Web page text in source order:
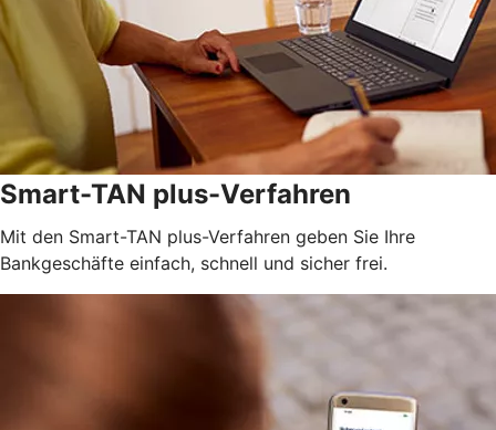
Smart-TAN plus-Verfahren
Mit den Smart-TAN plus-Verfahren geben Sie Ihre
Bankgeschäfte einfach, schnell und sicher frei.